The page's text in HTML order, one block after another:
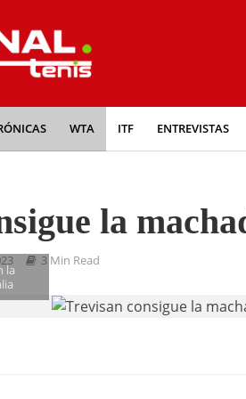
WTA ITF ENTREVISTAS
la
3 Min Read
la